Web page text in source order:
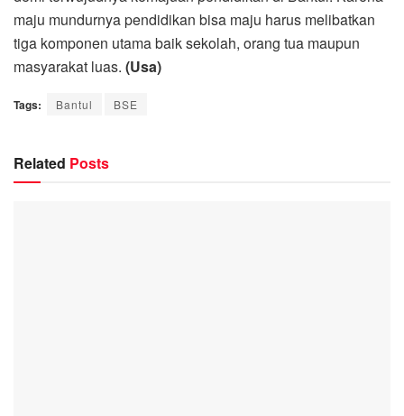
maju mundurnya pendidikan bisa maju harus melibatkan
tiga komponen utama baik sekolah, orang tua maupun
masyarakat luas. (Usa)
Tags: Bantul BSE
Related Posts